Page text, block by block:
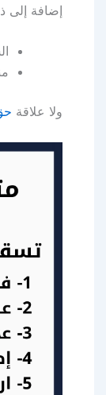
إضافة إلى
ولا علاقة